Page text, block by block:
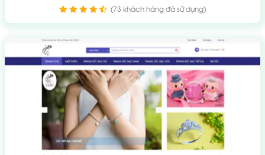
(73 khách hàng đã sử dụng)